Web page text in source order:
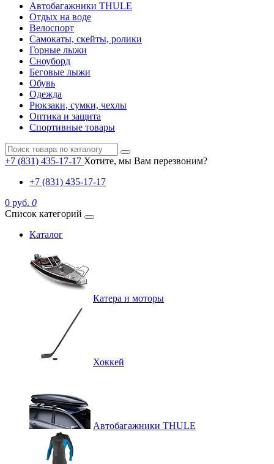
Автобагажники THULE
Отдых на воде
Велоспорт
Самокаты, скейты, ролики
Горные лыжи
Сноуборд
Беговые лыжи
Обувь
Одежда
Рюкзаки, сумки, чехлы
Оптика и защита
Спортивные товары
+7 (831) 435-17-17 Хотите, мы Вам перезвоним?
+7 (831) 435-17-17
0 руб. 0
Список категорий
Каталог
Катера и моторы
Хоккей
Автобагажники THULE